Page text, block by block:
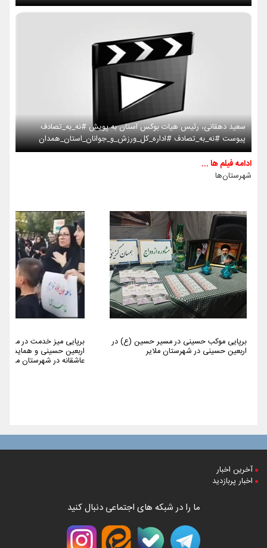
سعید دهقانی، رئیس هیات بوکس استان به پویش #نه_به_تصادف
پیوست #نه_به_تصادف #اداره_کل_ورزش_و_جوانان_استان_همدان
ادامه فیلم ها ...
شهرستان‌ها
برپایی موکب حسینی در مسیر حسین (ع) در
اربعین حسینی در شهرستان ملایر
برپایی میز خدمت در مراسم
اربعین حسینی و همایش
عاشقانه در شهرستان ملایر
آخرین اخبار
اخبار پربازدید
ما را در شبکه های اجتماعی دنبال کنید